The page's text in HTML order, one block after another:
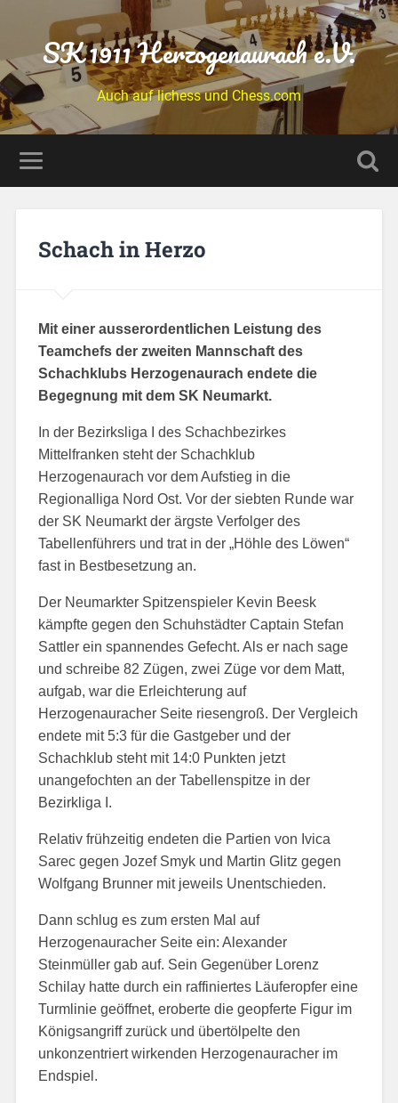
SK 1911 Herzogenaurach e.V.
Auch auf lichess und Chess.com
Schach in Herzo
Mit einer ausserordentlichen Leistung des
Teamchefs der zweiten Mannschaft des
Schachklubs Herzogenaurach endete die
Begegnung mit dem SK Neumarkt.
In der Bezirksliga I des Schachbezirkes
Mittelfranken steht der Schachklub
Herzogenaurach vor dem Aufstieg in die
Regionalliga Nord Ost. Vor der siebten Runde war
der SK Neumarkt der ärgste Verfolger des
Tabellenführers und trat in der „Höhle des Löwen“
fast in Bestbesetzung an.
Der Neumarkter Spitzenspieler Kevin Beesk
kämpfte gegen den Schuhstädter Captain Stefan
Sattler ein spannendes Gefecht. Als er nach sage
und schreibe 82 Zügen, zwei Züge vor dem Matt,
aufgab, war die Erleichterung auf
Herzogenauracher Seite riesengroß. Der Vergleich
endete mit 5:3 für die Gastgeber und der
Schachklub steht mit 14:0 Punkten jetzt
unangefochten an der Tabellenspitze in der
Bezirkliga I .
Relativ frühzeitig endeten die Partien von Ivica
Sarec gegen Jozef Smyk und Martin Glitz gegen
Wolfgang Brunner mit jeweils Unentschieden.
Dann schlug es zum ersten Mal auf
Herzogenauracher Seite ein: Alexander
Steinmüller gab auf. Sein Gegenüber Lorenz
Schilay hatte durch ein raffiniertes Läuferopfer eine
Turmlinie geöffnet, eroberte die geopferte Figur im
Königsangriff zurück und übertölpelte den
unkonzentriert wirkenden Herzogenauracher im
Endspiel.